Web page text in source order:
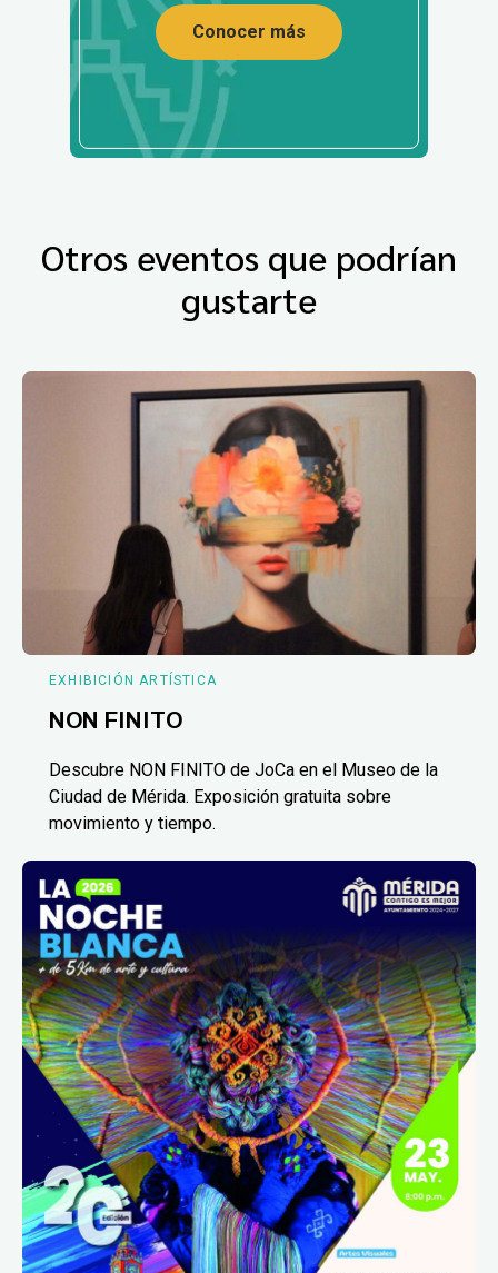
Conocer más
Otros eventos que podrían
gustarte
EXHIBICIÓN ARTÍSTICA
NON FINITO
Descubre NON FINITO de JoCa en el Museo de la
Ciudad de Mérida. Exposición gratuita sobre
movimiento y tiempo.